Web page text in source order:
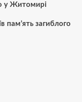
у Житомирі
пам’ять загиблого